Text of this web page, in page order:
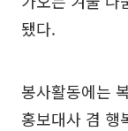
됐다.
봉사활동에는
홍보대사 겸 행